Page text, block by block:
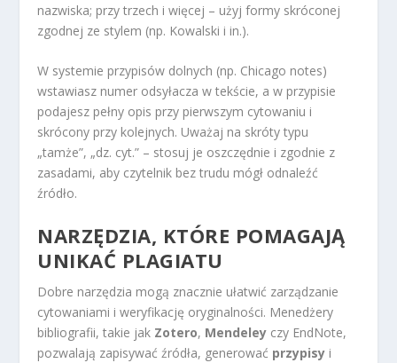
nazwiska; przy trzech i więcej – użyj formy skróconej
zgodnej ze stylem (np. Kowalski i in.).
W systemie przypisów dolnych (np. Chicago notes)
wstawiasz numer odsyłacza w tekście, a w przypisie
podajesz pełny opis przy pierwszym cytowaniu i
skrócony przy kolejnych. Uważaj na skróty typu
„tamże”, „dz. cyt.” – stosuj je oszczędnie i zgodnie z
zasadami, aby czytelnik bez trudu mógł odnaleźć
źródło.
NARZĘDZIA, KTÓRE POMAGAJĄ
UNIKAĆ PLAGIATU
Dobre narzędzia mogą znacznie ułatwić zarządzanie
cytowaniami i weryfikację oryginalności. Menedżery
bibliografii, takie jak Zotero, Mendeley czy EndNote,
pozwalają zapisywać źródła, generować przypisy i